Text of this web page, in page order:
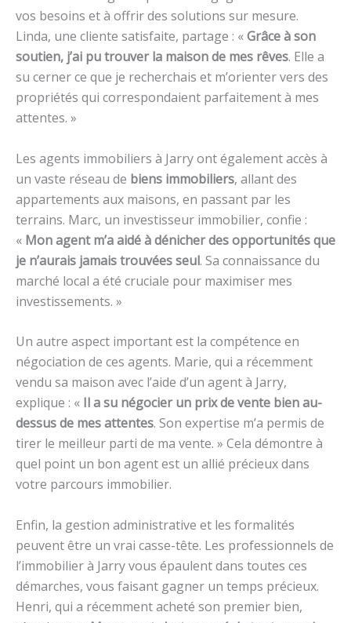
vos besoins et à offrir des solutions sur mesure.
Linda, une cliente satisfaite, partage : «Grâce à son
soutien, j’ai pu trouver la maison de mes rêves. Elle a
su cerner ce que je recherchais et m’orienter vers des
propriétés qui correspondaient parfaitement à mes
attentes. »
Les agents immobiliers à Jarry ont également accès à
un vaste réseau de biens immobiliers, allant des
appartements aux maisons, en passant par les
terrains. Marc, un investisseur immobilier, confie :
« Mon agent m’a aidé à dénicher des opportunités que
je n’aurais jamais trouvées seul. Sa connaissance du
marché local a été cruciale pour maximiser mes
investissements. »
Un autre aspect important est la compétence en
négociation de ces agents. Marie, qui a récemment
vendu sa maison avec l’aide d’un agent à Jarry,
explique : « Il a su négocier un prix de vente bien au-
dessus de mes attentes. Son expertise m’a permis de
tirer le meilleur parti de ma vente. » Cela démontre à
quel point un bon agent est un allié précieux dans
votre parcours immobilier.
Enfin, la gestion administrative et les formalités
peuvent être un vrai casse-tête. Les professionnels de
l’immobilier à Jarry vous épaulent dans toutes ces
démarches, vous faisant gagner un temps précieux.
Henri, qui a récemment acheté son premier bien,